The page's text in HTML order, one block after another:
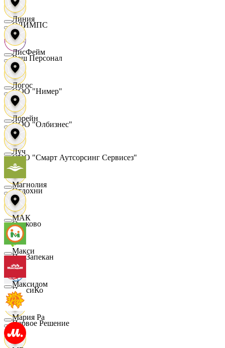
ОЛИМПС
Ваш Персонал
ООО "Нимер"
ООО "Олбизнес"
ООО "Смарт Аутсорсинг Сервисез"
Отдохни
Очаково
ПанЗапекан
ПепсиКо
Первое Решение
Линия
ЛисФейм
Логос
Лорейн
Луч
Магнолия
МАК
Макси
Максидом
Мария Ра